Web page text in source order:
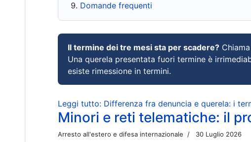
Domande frequenti
Il termine dei tre mesi sta per scadere? Chiama
Una querela presentata fuori termine è
esiste rimessione in termini.
Leggi tutto: Differenza fra denuncia e querela: i
Minori e reti telematiche: il
Arresto all'estero e difesa internazionale 30 Luglio 2026